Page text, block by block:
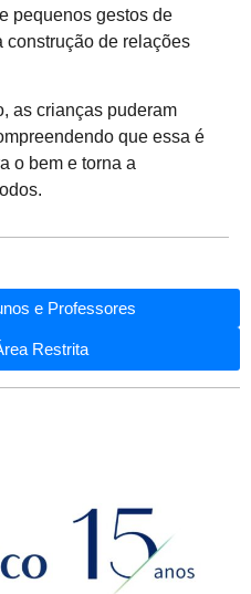
pequenos gestos de
construção de relações
as crianças puderam
que essa é
o bem e torna a
e Professores
Restrita